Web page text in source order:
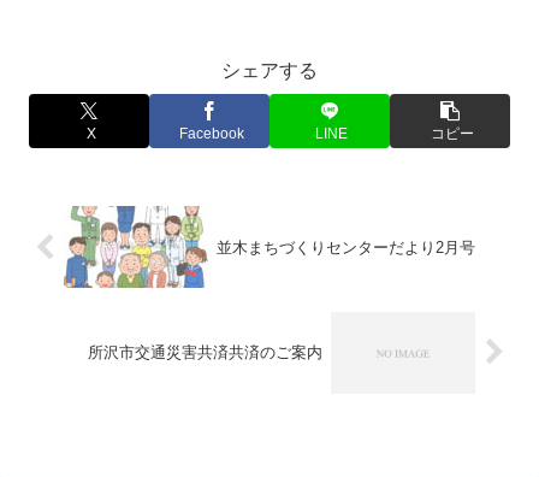
シェアする
X Facebook LINE コピー
並木まちづくりセンターだより2月号
所沢市交通災害共済共済のご案内